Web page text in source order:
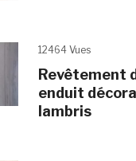
12464 Vues
Revêtement
enduit
lambris